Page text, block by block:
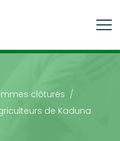
clôturés
de Kaduna